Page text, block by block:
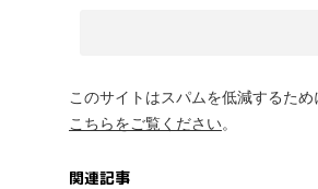
このサイトはスパムを低減するため
こちらをご覧ください。
関連記事